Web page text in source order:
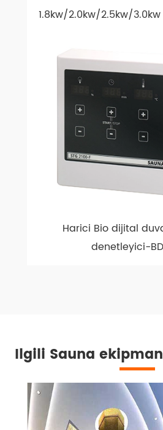
1.8kw/2.0kw/2.5kw/3.0kw
Harici Bio dijital
denetleyici-
Ilgili Sauna